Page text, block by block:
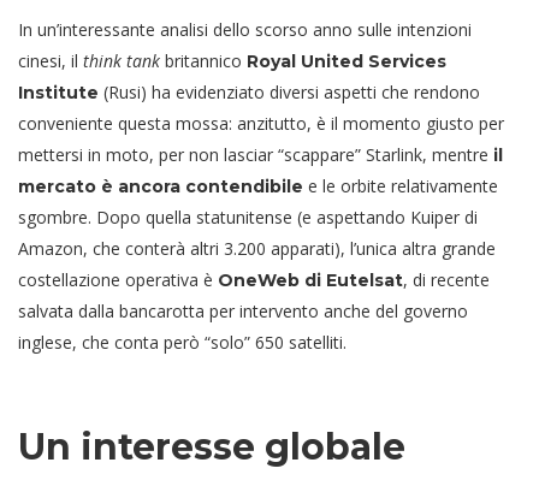
In un’interessante analisi dello scorso anno sulle intenzioni
cinesi, il think tank britannico Royal United Services
Institute (Rusi) ha evidenziato diversi aspetti che rendono
conveniente questa mossa: anzitutto, è il momento giusto per
mettersi in moto, per non lasciar “scappare” Starlink, mentre il
mercato è ancora contendibile e le orbite relativamente
sgombre. Dopo quella statunitense (e aspettando Kuiper di
Amazon, che conterà altri 3.200 apparati), l’unica altra grande
costellazione operativa è OneWeb di Eutelsat, di recente
salvata dalla bancarotta per intervento anche del governo
inglese, che conta però “solo” 650 satelliti.
Un interesse globale